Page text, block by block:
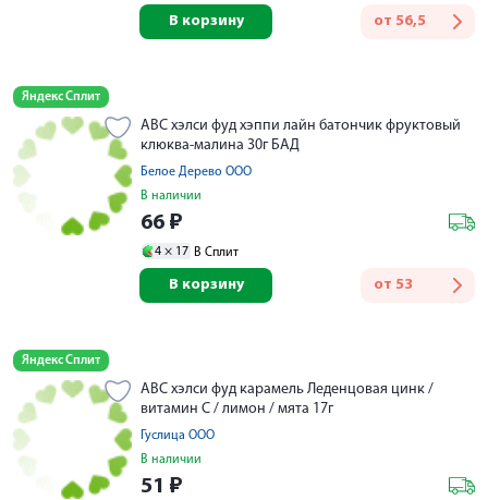
от 56,5
В корзину
Яндекс Сплит
АВС хэлси фуд хэппи лайн батончик фруктовый
клюква-малина 30г БАД
Белое Дерево ООО
В наличии
66 ₽
4 × 17 В Сплит
от 53
В корзину
Яндекс Сплит
АВС хэлси фуд карамель Леденцовая цинк /
витамин C / лимон / мята 17г
Гуслица ООО
В наличии
51 ₽